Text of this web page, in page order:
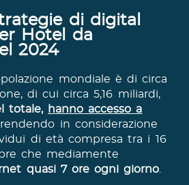
di digital
Hotel da
2024
mondiale è di circa
di cui circa 5,16 miliardi,
totale, hanno accesso a
in considerazione
di età compresa tra i 16
che mediamente
quasi 7 ore ogni giorno